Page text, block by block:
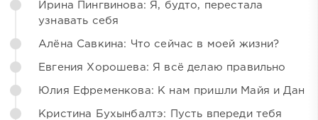
Ирина Пингвинова: Я, будто, перестала
узнавать себя
Алёна Савкина: Что сейчас в моей жизни?
Евгения Хорошева: Я всё делаю правильно
Юлия Ефременкова: К нам пришли Майя и Дан
Кристина Бухынбалтэ: Пусть впереди тебя